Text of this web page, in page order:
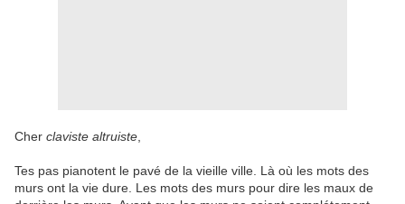
Cher claviste altruiste
Tes pas pianotent le pavé de la vieille ville. Là où les mots des
murs ont la vie dure. Les mots des murs pour dire les maux de